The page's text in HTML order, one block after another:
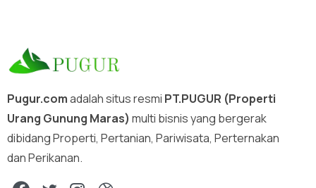
Pugur.comadalah situs resmi PT.PUGUR (Properti
Urang Gunung Maras) multi bisnis yang bergerak
dibidang Properti, Pertanian, Pariwisata, Perternakan
dan Perikanan.